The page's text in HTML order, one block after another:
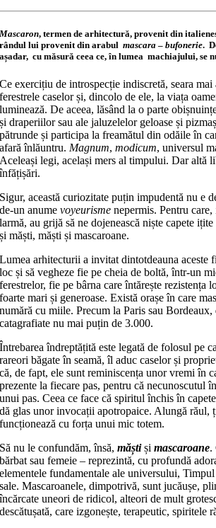
Mascaron, termen de arhitectură, provenit din
rândul lui provenit din arabulmascara –bufonerie.
așadar, cu măsură ceea ce, în lumea machiajului, se
Ce exercițiu de introspecție indiscretă, seara mai
ferestrele caselor și, dincolo de ele, la viața
luminează. De aceea, lăsând la o parte
și draperiilor sau ale jaluzelelor geloase și
pătrunde și participa la freamătul din odăile în
afară înlăuntru. Magnum,modicum, universul
Aceleași legi, același mers al timpului. Dar altă
înfățișări.
Sigur, această curiozitate puțin impudentă nu e
de-un anume voyeurisme nepermis. Pentru
larmă, au grijă să ne dojenească niște capete
și măști, măști și mascaroane.
Lumea arhitecturii a invitat dintotdeauna aceste
loc și să vegheze fie pe cheia de boltă, într-un
ferestrelor, fie pe bârna care întărește rezistența
foarte mari și generoase. Există orașe în care
numără cu miile. Precum la Paris sau
catagrafiate nu mai puțin de 3.000.
Întrebarea îndreptățită este legată de folosul pe
rareori băgate în seamă, îl aduc caselor și
că, de fapt, ele sunt reminiscența unor vremi în
prezente la fiecare pas, pentru că necunoscutul
unui pas. Ceea ce face că spiritul închis în
dă glas unor invocații apotropaice. Alungă răul,
funcționează cu forța unui mic totem.
Să nu le confundăm, însă,măștișimascaroane.
bărbat sau femeie – reprezintă, cu profundă
elementele fundamentale ale universului,
sale. Mascaroanele, dimpotrivă, sunt jucăușe,
încărcate uneori de ridicol, alteori de mult
descătușată, care izgonește, terapeutic, spiritele